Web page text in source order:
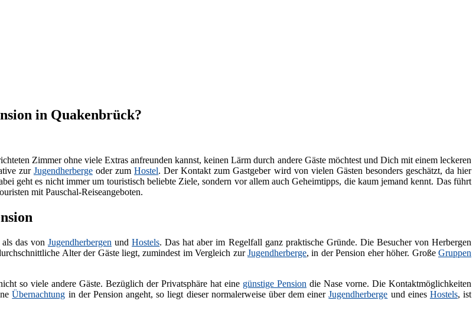
in Quakenbrück?
Zimmer ohne viele Extras anfreunden kannst, keinen Lärm durch andere Gäste möchtest und Dich mit einem leckeren
zur Jugendherbergeoder zumHostel. Der Kontakt zum Gastgeber wird von vielen Gästen besonders geschätzt, da hier
geht es nicht immer um touristisch beliebte Ziele, sondern vor allem auch Geheimtipps, die kaum jemand kennt. Das führt
mit Pauschal-Reiseangeboten.
das von Jugendherbergen undHostels. Das hat aber im Regelfall ganz praktische Gründe. Die Besucher von Herbergen
Alter der Gäste liegt, zumindest im Vergleich zurJugendherberge, in der Pension eher höher. GroßeGruppen
so viele andere Gäste. Bezüglich der Privatsphäre hat eine günstige Pension die Nase vorne. Die Kontaktmöglichkeiten
Übernachtung in der Pension angeht, so liegt dieser normalerweise über dem einerJugendherberge und eines Hostels, ist